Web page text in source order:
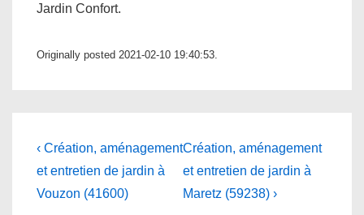
Jardin Confort.
Originally posted 2021-02-10 19:40:53.
Navigation
de
l’article
Previous
Post
is
‹ Création, aménagement
et entretien de jardin à
Vouzon (41600)
Next
Post
is
Création, aménagement
et entretien de jardin à
Maretz (59238) ›